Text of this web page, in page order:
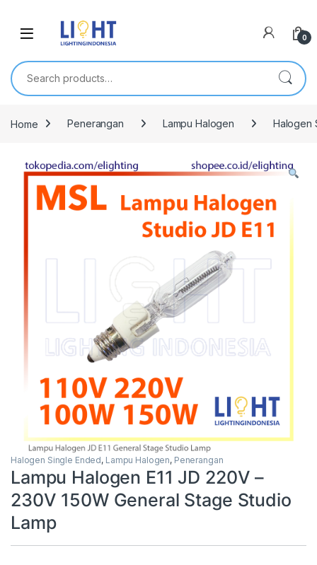
0
Search for:
Home Penerangan Lampu Halogen Halogen
Halogen Single Ended, Lampu Halogen, Penerangan
Lampu Halogen E11 JD 220V –
230V 150W General Stage Studio
Lamp